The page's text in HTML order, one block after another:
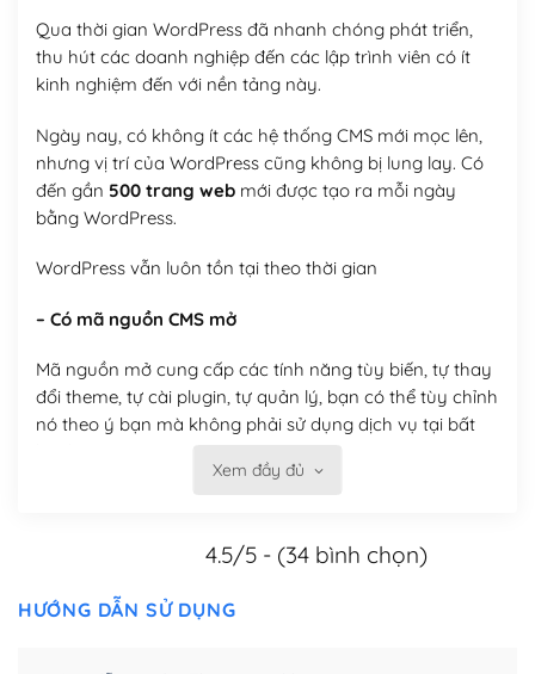
Qua thời gian WordPress đã nhanh chóng phát triển,
thu hút các doanh nghiệp đến các lập trình viên có ít
kinh nghiệm đến với nền tảng này.
Ngày nay, có không ít các hệ thống CMS mới mọc lên,
nhưng vị trí của WordPress cũng không bị lung lay. Có
đến gần 500 trang webmới được tạo ra mỗi ngày
bằng WordPress.
WordPress vẫn luôn tồn tại theo thời gian
– Có mã nguồn CMS mở
Mã nguồn mở cung cấp các tính năng tùy biến, tự thay
đổi theme, tự cài plugin, tự quản lý, bạn có thể tùy chỉnh
nó theo ý bạn mà không phải sử dụng dịch vụ tại bất
Xem đầy đủ
4.5/5 - (34 bình chọn)
HƯỚNG DẪN SỬ DỤNG